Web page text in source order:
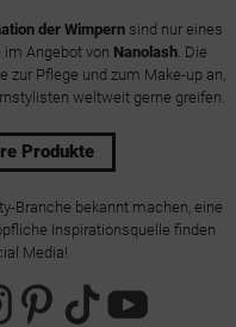
der Wimpernsind nur eines
Angebot von Nanolash. Die
zur Pflege und zum Make-up an,
weltweit gerne greifen.
Produkte
Branche bekannt machen, eine
Inspirationsquelle finden
Media!